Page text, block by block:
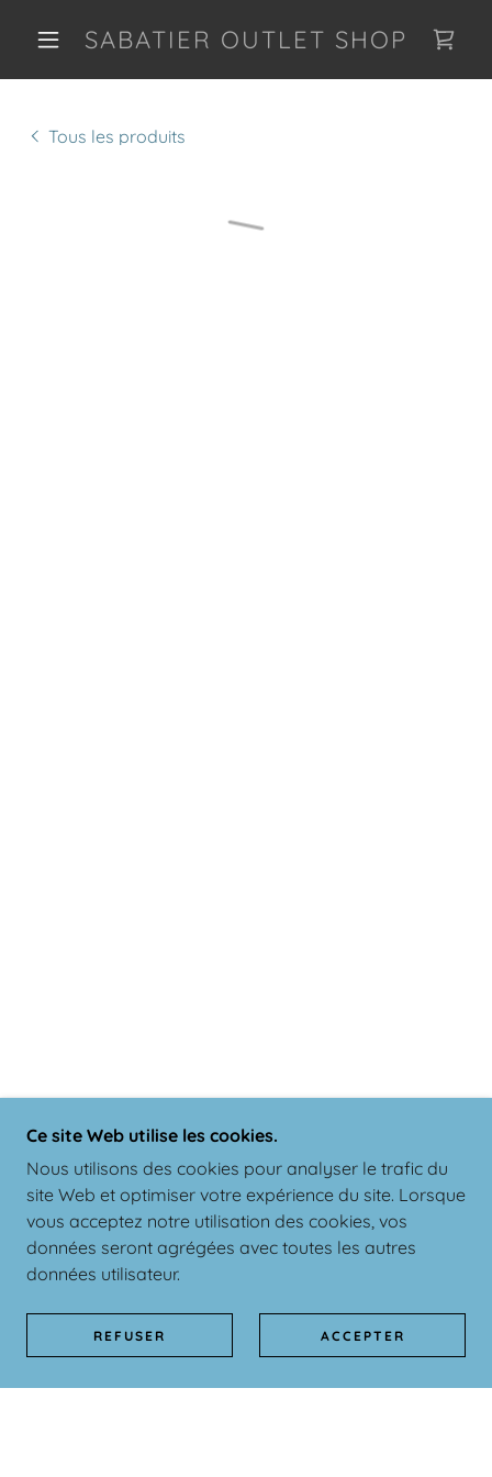
SABATIER OUTLET SHOP
Tous les produits
Ce site Web utilise les cookies.
Nous utilisons des cookies pour analyser le trafic du
site Web et optimiser votre expérience du site. Lorsque
vous acceptez notre utilisation des cookies, vos
données seront agrégées avec toutes les autres
données utilisateur.
REFUSER ACCEPTER